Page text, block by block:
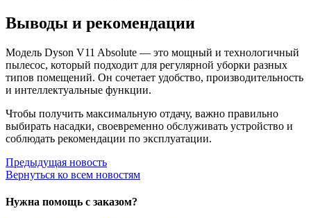
Выводы и рекомендации
Модель Dyson V11 Absolute — это мощный и технологичный
пылесос, который подходит для регулярной уборки разных
типов помещений. Он сочетает удобство, производительность
и интеллектуальные функции.
Чтобы получить максимальную отдачу, важно правильно
выбирать насадки, своевременно обслуживать устройство и
соблюдать рекомендации по эксплуатации.
Предыдущая новость
Вернуться ко всем новостям
Нужна помощь с заказом?